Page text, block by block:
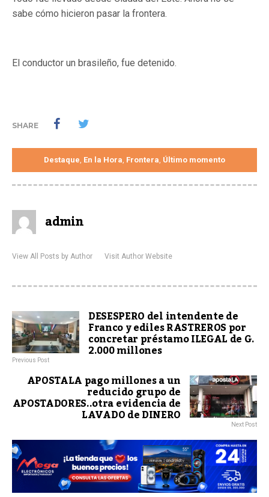
sabe cómo hicieron pasar la frontera.
El conductor un brasileño, fue detenido.
SHARE
Destaque En la Hora Frontera Último momento
admin
View All Posts by Author Visit Author Website
DESESPERO del intendente de
Franco y ediles RASTREROS por
concretar préstamo ILEGAL de G.
2.000 millones
Previous Post
APOSTALA pago millones a un
reducido grupo de
APOSTADORES..otra evidencia de
LAVADO de DINERO Next Post